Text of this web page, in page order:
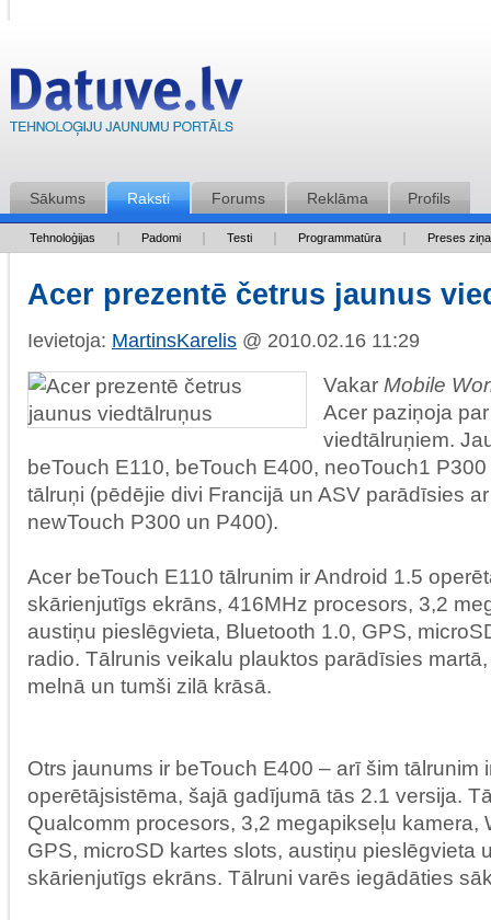
Sākums Raksti Forums Reklāma Profils
Tehnoloģijas Padomi Testi Programmatūra Preses
Acer prezentē četrus jaunus
Ievietoja: MartinsKarelis @ 2010.02.16 11:29
Vakar Mobile
Acer paziņoja
viedtālruņiem.
beTouch E110, beTouch E400, neoTouch1
tālruņi (pēdējie divi Francijā un ASV parādīsies
newTouch P300 un P400).
Acer beTouch E110 tālrunim ir Android 1.5
skārienjutīgs ekrāns, 416MHz procesors, 3,2
austiņu pieslēgvieta, Bluetooth 1.0, GPS,
radio. Tālrunis veikalu plauktos parādīsies
melnā un tumši zilā krāsā.
Otrs jaunums ir beTouch E400 – arī šim tālrunim
operētājsistēma, šajā gadījumā tās 2.1 versija.
Qualcomm procesors, 3,2 megapikseļu kamera,
GPS, microSD kartes slots, austiņu pieslēgvieta
skārienjutīgs ekrāns. Tālruni varēs iegādāties